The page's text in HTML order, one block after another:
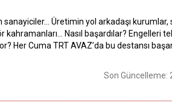
sanayiciler… Üretimin yol arkadaşı
kahramanları… Nasıl başardılar? Engelleri
Cuma TRT AVAZ’da bu destansı
Son Güncelleme: